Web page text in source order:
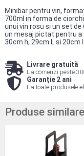
Minibar pentru vin,
700ml in forma de
unui vin rosu si un set
un mesaj pictat pentru a
30cm h, 29cm L si 20cm l.
Livrare gratuită
La comenzi peste
Garanție 2 ani
La toate produsele
Produse similare